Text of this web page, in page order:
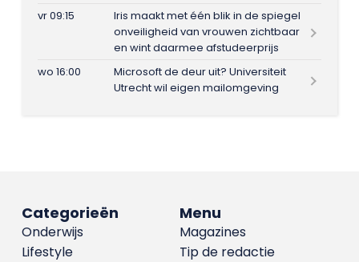
vr 09:15
Iris maakt met één blik in de spiegel
onveiligheid van vrouwen zichtbaar
en wint daarmee afstudeerprijs
wo 16:00
Microsoft de deur uit? Universiteit
Utrecht wil eigen mailomgeving
Menu
Magazines
Tip de redactie
Categorieën
Onderwijs
Lifestyle